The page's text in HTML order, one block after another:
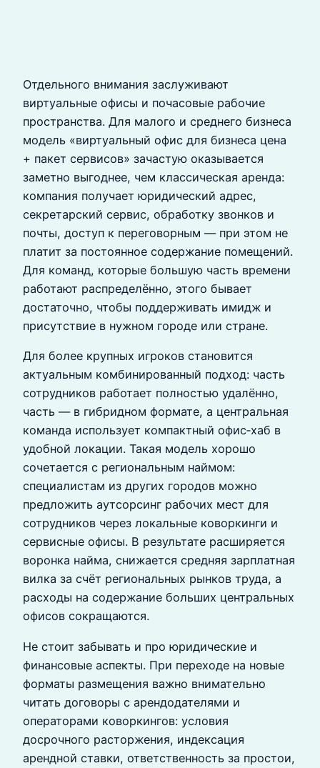
Отдельного внимания заслуживают
виртуальные офисы и почасовые рабочие
пространства. Для малого и среднего бизнеса
модель «виртуальный офис для бизнеса цена
+ пакет сервисов» зачастую оказывается
заметно выгоднее, чем классическая аренда:
компания получает юридический адрес,
секретарский сервис, обработку звонков и
почты, доступ к переговорным — при этом не
платит за постоянное содержание помещений.
Для команд, которые большую часть времени
работают распределённо, этого бывает
достаточно, чтобы поддерживать имидж и
присутствие в нужном городе или стране.
Для более крупных игроков становится
актуальным комбинированный подход: часть
сотрудников работает полностью удалённо,
часть — в гибридном формате, а центральная
команда использует компактный офис‑хаб в
удобной локации. Такая модель хорошо
сочетается с региональным наймом:
специалистам из других городов можно
предложить аутсорсинг рабочих мест для
сотрудников через локальные коворкинги и
сервисные офисы. В результате расширяется
воронка найма, снижается средняя зарплатная
вилка за счёт региональных рынков труда, а
расходы на содержание больших центральных
офисов сокращаются.
Не стоит забывать и про юридические и
финансовые аспекты. При переходе на новые
форматы размещения важно внимательно
читать договоры с арендодателями и
операторами коворкингов: условия
досрочного расторжения, индексация
арендной ставки, ответственность за простои,